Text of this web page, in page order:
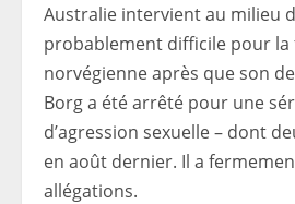
Australie intervient au milieu
probablement difficile pour la
norvégienne après que son
Borg a été arrêté pour une
d’agression sexuelle – dont
en août dernier. Il a
allégations.